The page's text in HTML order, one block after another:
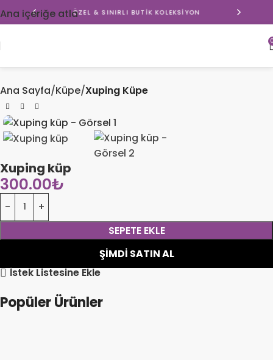
Ana içeriğe atlaÖZEL & SINIRLI BUTIK KOLEKSIYON
Ana Sayfa Küpe Xuping Küpe
Xuping küp
300.00₺
SEPETE EKLE
ŞIMDI SATIN AL
İstek Listesine Ekle
Popüler Ürünler